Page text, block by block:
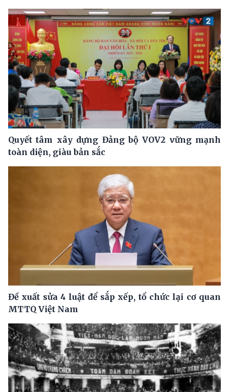
Quyết tâm xây dựng Đảng bộ VOV2 vững mạnh
toàn diện, giàu bản sắc
Đề xuất sửa 4 luật để sắp xếp, tổ chức lại cơ quan
MTTQ Việt Nam